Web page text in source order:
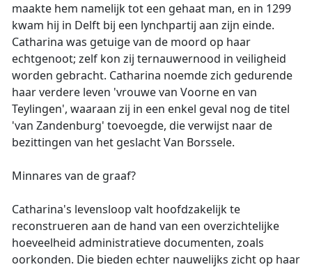
maakte hem namelijk tot een gehaat man, en in 1299
kwam hij in Delft bij een lynchpartij aan zijn einde.
Catharina was getuige van de moord op haar
echtgenoot; zelf kon zij ternauwernood in veiligheid
worden gebracht. Catharina noemde zich gedurende
haar verdere leven 'vrouwe van Voorne en van
Teylingen', waaraan zij in een enkel geval nog de titel
'van Zandenburg' toevoegde, die verwijst naar de
bezittingen van het geslacht Van Borssele.
Minnares van de graaf?
Catharina's levensloop valt hoofdzakelijk te
reconstrueren aan de hand van een overzichtelijke
hoeveelheid administratieve documenten, zoals
oorkonden. Die bieden echter nauwelijks zicht op haar